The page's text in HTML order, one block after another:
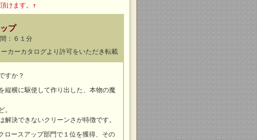
けます。↑
プ
：６１分
カーカタログより許可をいただき転載
すか？
縦横に駆使して作り出した、本物の魔
。
決できないクリーンさが特徴です。
ースアップ部門で１位を獲得、その